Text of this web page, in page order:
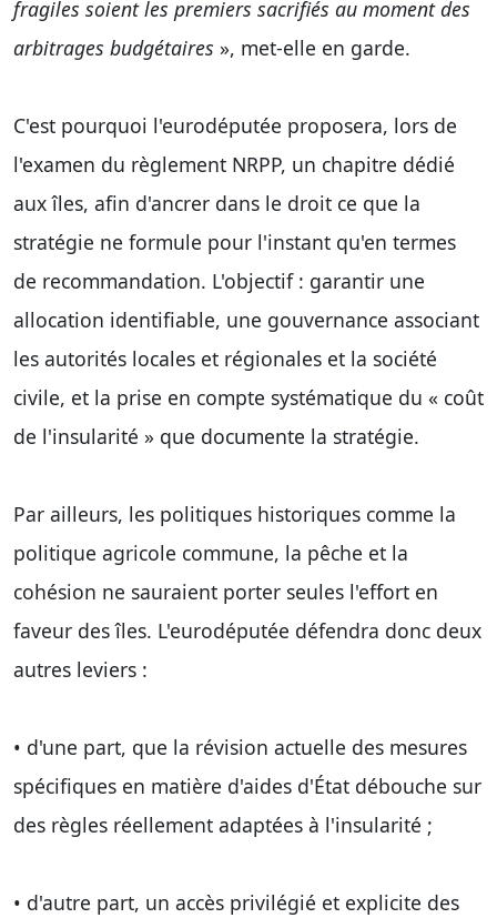
fragiles soient les premiers sacrifiés au moment des
arbitrages budgétaires », met-elle en garde.
C'est pourquoi l'eurodéputée proposera, lors de
l'examen du règlement NRPP, un chapitre dédié
aux îles, afin d'ancrer dans le droit ce que la
stratégie ne formule pour l'instant qu'en termes
de recommandation. L'objectif : garantir une
allocation identifiable, une gouvernance associant
les autorités locales et régionales et la société
civile, et la prise en compte systématique du « coût
de l'insularité » que documente la stratégie.
Par ailleurs, les politiques historiques comme la
politique agricole commune, la pêche et la
cohésion ne sauraient porter seules l'effort en
faveur des îles. L'eurodéputée défendra donc deux
autres leviers :
• d'une part, que la révision actuelle des mesures
spécifiques en matière d'aides d'État débouche sur
des règles réellement adaptées à l'insularité ;
• d'autre part, un accès privilégié et explicite des